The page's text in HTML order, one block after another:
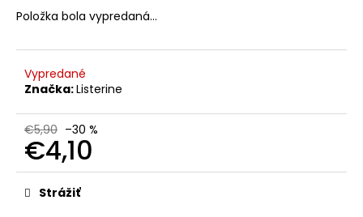
Položka bola vypredaná…
Vypredané
Značka:Listerine
€5,90 –30 %
€4,10
Jednotková
cena:Strážiť
e
OBAGI
TRETINOIN
0.025%
CREAM
20G
EXP:
€109,90